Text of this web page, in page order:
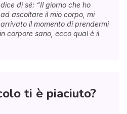
di sé: “Il giorno che ho
ascoltare il mio corpo, mi
il momento di prendermi
corpore sano, ecco qual è il
ti è piaciuto?